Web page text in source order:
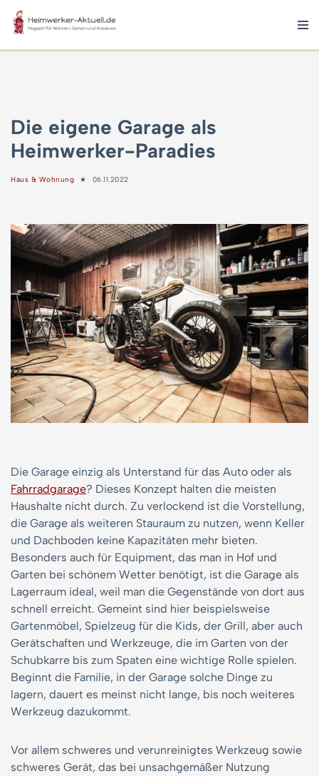
Zum
Inhalt
Die eigene Garage als
Heimwerker-Paradies
Haus & Wohnung 06.11.2022
Die Garage einzig als Unterstand für das Auto oder als
Fahrradgarage? Dieses Konzept halten die meisten
Haushalte nicht durch. Zu verlockend ist die Vorstellung,
die Garage als weiteren Stauraum zu nutzen, wenn Keller
und Dachboden keine Kapazitäten mehr bieten.
Besonders auch für Equipment, das man in Hof und
Garten bei schönem Wetter benötigt, ist die Garage als
Lagerraum ideal, weil man die Gegenstände von dort aus
schnell erreicht. Gemeint sind hier beispielsweise
Gartenmöbel, Spielzeug für die Kids, der Grill, aber auch
Gerätschaften und Werkzeuge, die im Garten von der
Schubkarre bis zum Spaten eine wichtige Rolle spielen.
Beginnt die Familie, in der Garage solche Dinge zu
lagern, dauert es meinst nicht lange, bis noch weiteres
Werkzeug dazukommt.
Vor allem schweres und verunreinigtes Werkzeug sowie
schweres Gerät, das bei unsachgemäßer Nutzung